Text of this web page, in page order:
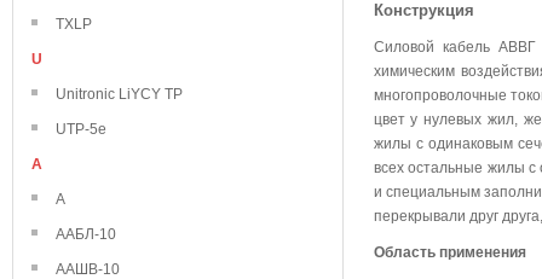
TXLP
U
Unitronic LiYCY TP
UTP-5e
А
А
ААБЛ-10
ААШВ-10
Конструкция
Силовой кабель АВВГ
химическим
многопроволочные
цвет у нулевых жил,
жилы с одинаковым
всех остальные жилы с
и специальным
перекрывали друг
Область применения